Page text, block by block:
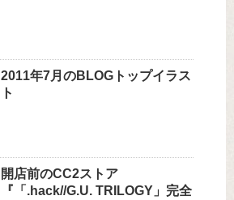
2011年7月のBLOGトップイラス
ト
開店前のCC2ストア
『「.hack//G.U. TRILOGY」完全